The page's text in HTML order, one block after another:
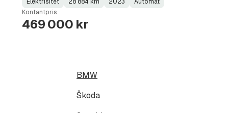
Fuel
Type:
Elektrisitet
Kilometerstand:
28 884 km
Model
Year:
2023
Gearbox
Type:
Automat
Kontantpris
469 000 kr
BMW
Škoda